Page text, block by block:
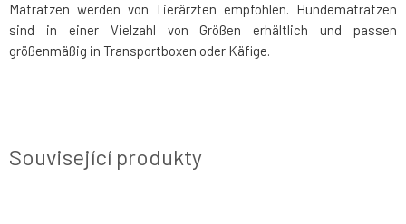
Matratzen werden von Tierärzten empfohlen. Hundematratzen
sind in einer Vielzahl von Größen erhältlich und passen
größenmäßig in Transportboxen oder Käfige.
Související produkty